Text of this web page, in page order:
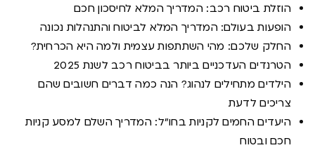
הוזלת ביטוח רכב: המדריך המלא לחיסכון חכם
הופעות בעולם: המדריך המלא לביטוח והתנהלות נכונה
החלק שלכם: מהי השתתפות עצמית ולמה היא הכרחית?
הטרנדים העדכניים ביותר בביטוח רכב לשנת 2025​
הילדים מתחילים לנהוג? הנה כמה דברים חשובים שהם
צריכים לדעת
היעדים החמים לקניות בחו"ל: המדריך השלם למסע קניות
חכם ובטוח